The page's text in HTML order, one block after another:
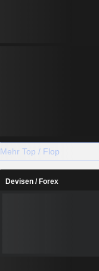
Mehr Top / Flop
Devisen / Forex